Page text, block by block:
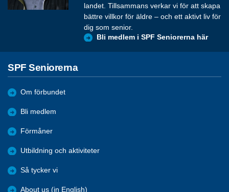
landet. Tillsammans verkar vi för att skapa
bättre villkor för äldre – och ett aktivt liv för
dig som senior.
Bli medlem i SPF Seniorerna här
SPF Seniorerna
Om förbundet
Bli medlem
Förmåner
Utbildning och aktiviteter
Så tycker vi
About us (in English)